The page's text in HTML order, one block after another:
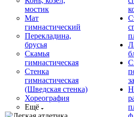
мостик
Мат
гимнастический
Перекладина,
брусья
Скамья
гимнастическая
Стенка
гимнастическая
(Шведская стенка)
Хореография
Ещё